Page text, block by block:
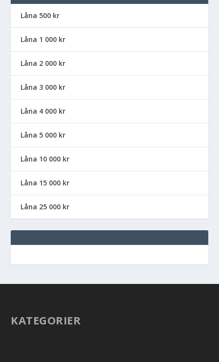
Låna 500 kr
Låna 1 000 kr
Låna 2 000 kr
Låna 3 000 kr
Låna 4 000 kr
Låna 5 000 kr
Låna 10 000 kr
Låna 15 000 kr
Låna 25 000 kr
KATEGORIER